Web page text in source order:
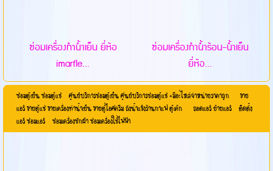
ซ่อมเครื่องทำน้ำเย็น ยี่ห้อ
imarfle...
ซ่อมเครื่องทำน้ำร้อน-น้ำเย็น
ยี่ห้อ...
ซ่อมตู้เย็น ซ่อมตู้แช่ ศูนย์บริการซ่อมตู้เย็น ศูนย์บริการซ่อมตู้แช่ +มีอะไหล่จำหน่ายราคาถูก ขาย
แอร์ ขายตู้แช่ ขายเครื่องทำน้ำเย็น ขายตู้ไอศครีม ถังน้ำแข้งร้านกาแฟ ตู้เค้ก ถอดแอร์ ย้ายแอร์ ติดตั้ง
แอร์ ซ่อมแอร์ ซ่อมเครื่องซักผ้า ซ่อมเครื่องใช้ไฟฟ้า